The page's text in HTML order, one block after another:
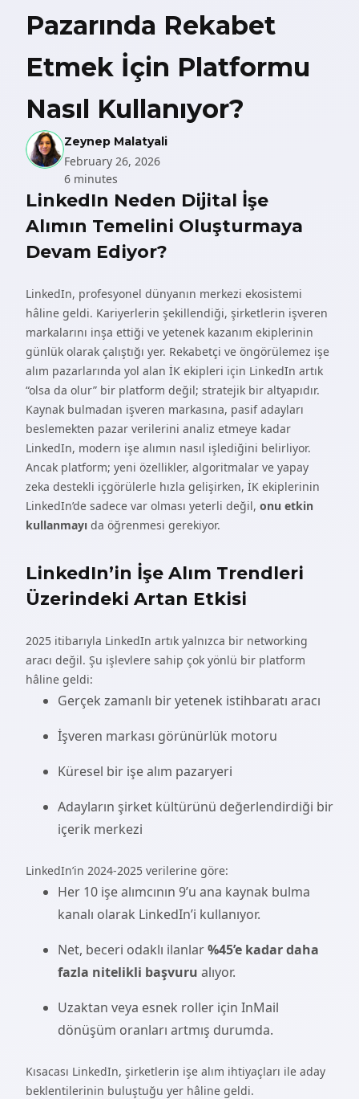
Pazarında Rekabet
Etmek İçin Platformu
Nasıl Kullanıyor?
Zeynep Malatyali
February 26, 2026
6 minutes
LinkedIn Neden Dijital İşe
Alımın Temelini Oluşturmaya
Devam Ediyor?
LinkedIn, profesyonel dünyanın merkezi ekosistemi
hâline geldi. Kariyerlerin şekillendiği, şirketlerin işveren
markalarını inşa ettiği ve yetenek kazanım ekiplerinin
günlük olarak çalıştığı yer. Rekabetçi ve öngörülemez işe
alım pazarlarında yol alan İK ekipleri için LinkedIn artık
“olsa da olur” bir platform değil; stratejik bir altyapıdır.
Kaynak bulmadan işveren markasına, pasif adayları
beslemekten pazar verilerini analiz etmeye kadar
LinkedIn, modern işe alımın nasıl işlediğini belirliyor.
Ancak platform; yeni özellikler, algoritmalar ve yapay
zeka destekli içgörülerle hızla gelişirken, İK ekiplerinin
LinkedIn’de sadece var olması yeterli değil, onu etkin
kullanmayı da öğrenmesi gerekiyor.
LinkedIn’in İşe Alım Trendleri
Üzerindeki Artan Etkisi
2025 itibarıyla LinkedIn artık yalnızca bir networking
aracı değil. Şu işlevlere sahip çok yönlü bir platform
hâline geldi:
Gerçek zamanlı bir yetenek istihbaratı aracı
İşveren markası görünürlük motoru
Küresel bir işe alım pazaryeri
Adayların şirket kültürünü değerlendirdiği bir
içerik merkezi
LinkedIn’in 2024-2025 verilerine göre:
Her 10 işe alımcının 9’u ana kaynak bulma
kanalı olarak LinkedIn’i kullanıyor.
Net, beceri odaklı ilanlar%45’e kadar daha
fazla nitelikli başvuru alıyor.
Uzaktan veya esnek roller için InMail
dönüşüm oranları artmış durumda.
Kısacası LinkedIn, şirketlerin işe alım ihtiyaçları ile aday
beklentilerinin buluştuğu yer hâline geldi.